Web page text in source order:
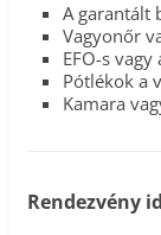
A garantált
Vagyonőr
EFO-s
Pótlékok a
Kamara
Rendezvény